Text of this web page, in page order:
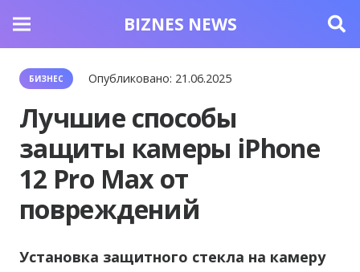
BIZNES NEWS
БИЗНЕС Опубликовано: 21.06.2025
Лучшие способы
защиты камеры iPhone
12 Pro Max от
повреждений
Установка защитного стекла на камеру